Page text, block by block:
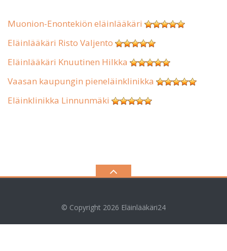
Muonion-Enontekiön eläinlääkäri
Eläinlääkäri Risto Valjento
Eläinlääkäri Knuutinen Hilkka
Vaasan kaupungin pieneläinklinikka
Eläinklinikka Linnunmäki
© Copyright 2026 Eläinlääkäri24